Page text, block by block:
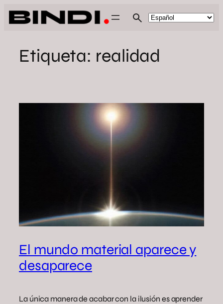
Saltar
al
Etiqueta: realidad
El mundo material aparece y
desaparece
La única manera de acabar con la ilusión es aprender